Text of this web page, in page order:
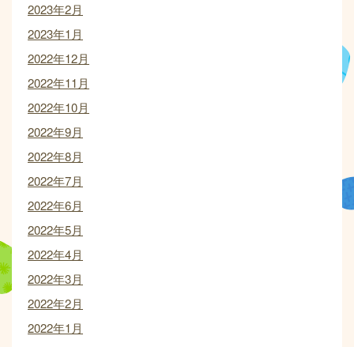
2023年2月
2023年1月
2022年12月
2022年11月
2022年10月
2022年9月
2022年8月
2022年7月
2022年6月
2022年5月
2022年4月
2022年3月
2022年2月
2022年1月